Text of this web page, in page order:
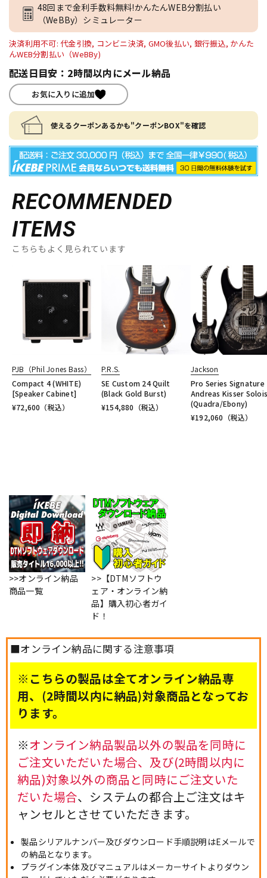
48回まで金利手数料無料!かんたんWEB分割払い
（WeBBy）シミュレーター
決済利用不可: 代金引換, コンビニ決済, GMO後払い, 銀行振込, かんた
んWEB分割払い（WeBBy)
配送日目安：2時間以内にメール納品
お気に入りに追加
使えるクーポンあるかも"クーポンBOX"を確認
RECOMMENDED
ITEMS
こちらもよく見られています
PJB（Phil Jones Bass）
Compact 4 (WHITE)
[Speaker Cabinet]
¥72,600 （税込）
P.R.S.
SE Custom 24 Quilt
(Black Gold Burst)
¥154,880 （税込）
Jackson
Pro Series Signature
Andreas Kisser
(Quadra/Ebony)
¥192,060 （税込）
>>オンライン納品
商品一覧
>>【DTMソフトウ
ェア・オンライン納
品】購入初心者ガイ
ド！
■オンライン納品に関する注意事項
※こちらの製品は全てオンライン納品専
用、(2時間以内に納品)対象商品となってお
ります。
※オンライン納品製品以外の製品を同時に
ご注文いただいた場合、及び(2時間以内に
納品)対象以外の商品と同時にご注文いた
だいた場合、システムの都合上ご注文はキ
ャンセルとさせていただきます。
製品シリアルナンバー及びダウンロード手順説明はEメールで
の納品となります。
プラグイン本体及びマニュアルはメーカーサイトよりダウン